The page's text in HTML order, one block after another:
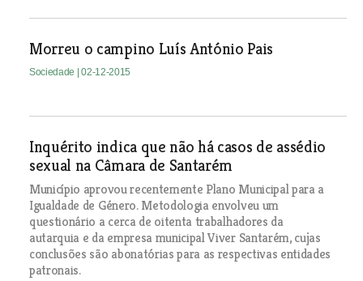
Morreu o campino Luís António Pais
Sociedade | 02-12-2015
Inquérito indica que não há casos de assédio
sexual na Câmara de Santarém
Município aprovou recentemente Plano Municipal para a
Igualdade de Género. Metodologia envolveu um
questionário a cerca de oitenta trabalhadores da
autarquia e da empresa municipal Viver Santarém, cujas
conclusões são abonatórias para as respectivas entidades
patronais.